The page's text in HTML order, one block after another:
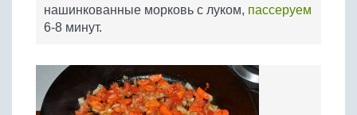
нашинкованные морковь с луком, пассеруем
6-8 минут.